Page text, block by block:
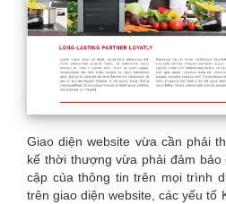
Giao diện website vừa cần phải
kế thời thượng vừa phải đảm
cập của thông tin trên mọi trình
trên giao diện website, các yếu tố